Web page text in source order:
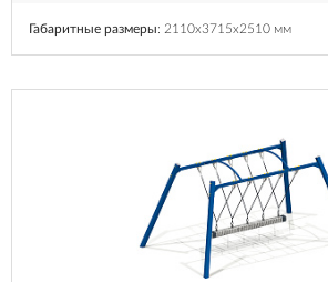
Габаритные размеры: 2110x3715x2510 мм